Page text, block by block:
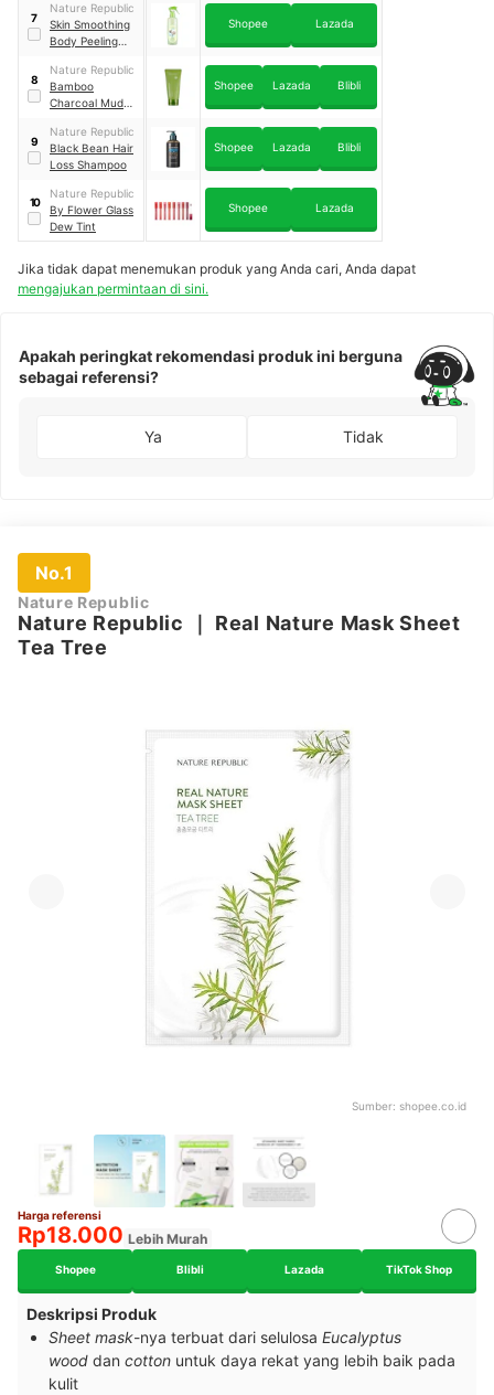
7
Nature Republic
Skin Smoothing
Body Peeling
Shopee Lazada
8
Nature Republic
Bamboo
Charcoal Mud
Shopee Lazada Blibli
9
Nature Republic
Black Bean Hair
Loss Shampoo
Shopee Lazada Blibli
10
Nature Republic
By Flower Glass
Dew Tint
Shopee Lazada
Jika tidak dapat menemukan produk yang Anda cari, Anda dapat
mengajukan permintaan di sini.
Apakah peringkat rekomendasi produk ini berguna
sebagai referensi?
Ya Tidak
No.1
Nature Republic
Nature Republic
Real Nature Mask Sheet
Tea Tree
Sumber: shopee.co.id
Harga referensi
Rp18.000 Lebih Murah
Shopee Blibli Lazada TikTok Shop
Deskripsi Produk
Sheet mask-nya terbuat dari selulosa Eucalyptus
wood dan cotton untuk daya rekat yang lebih baik pada
kulit